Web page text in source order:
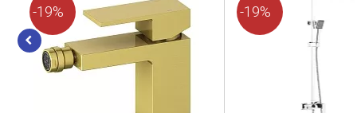
Особенности
Подсветка
Управление
-19% -19%